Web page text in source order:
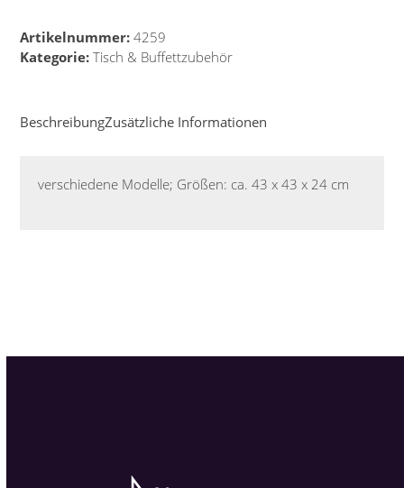
Artikelnummer:4259
Kategorie:Tisch & Buffettzubehör
BeschreibungZusätzliche Informationen
verschiedene Modelle; Größen: ca. 43 x 43 x 24 cm